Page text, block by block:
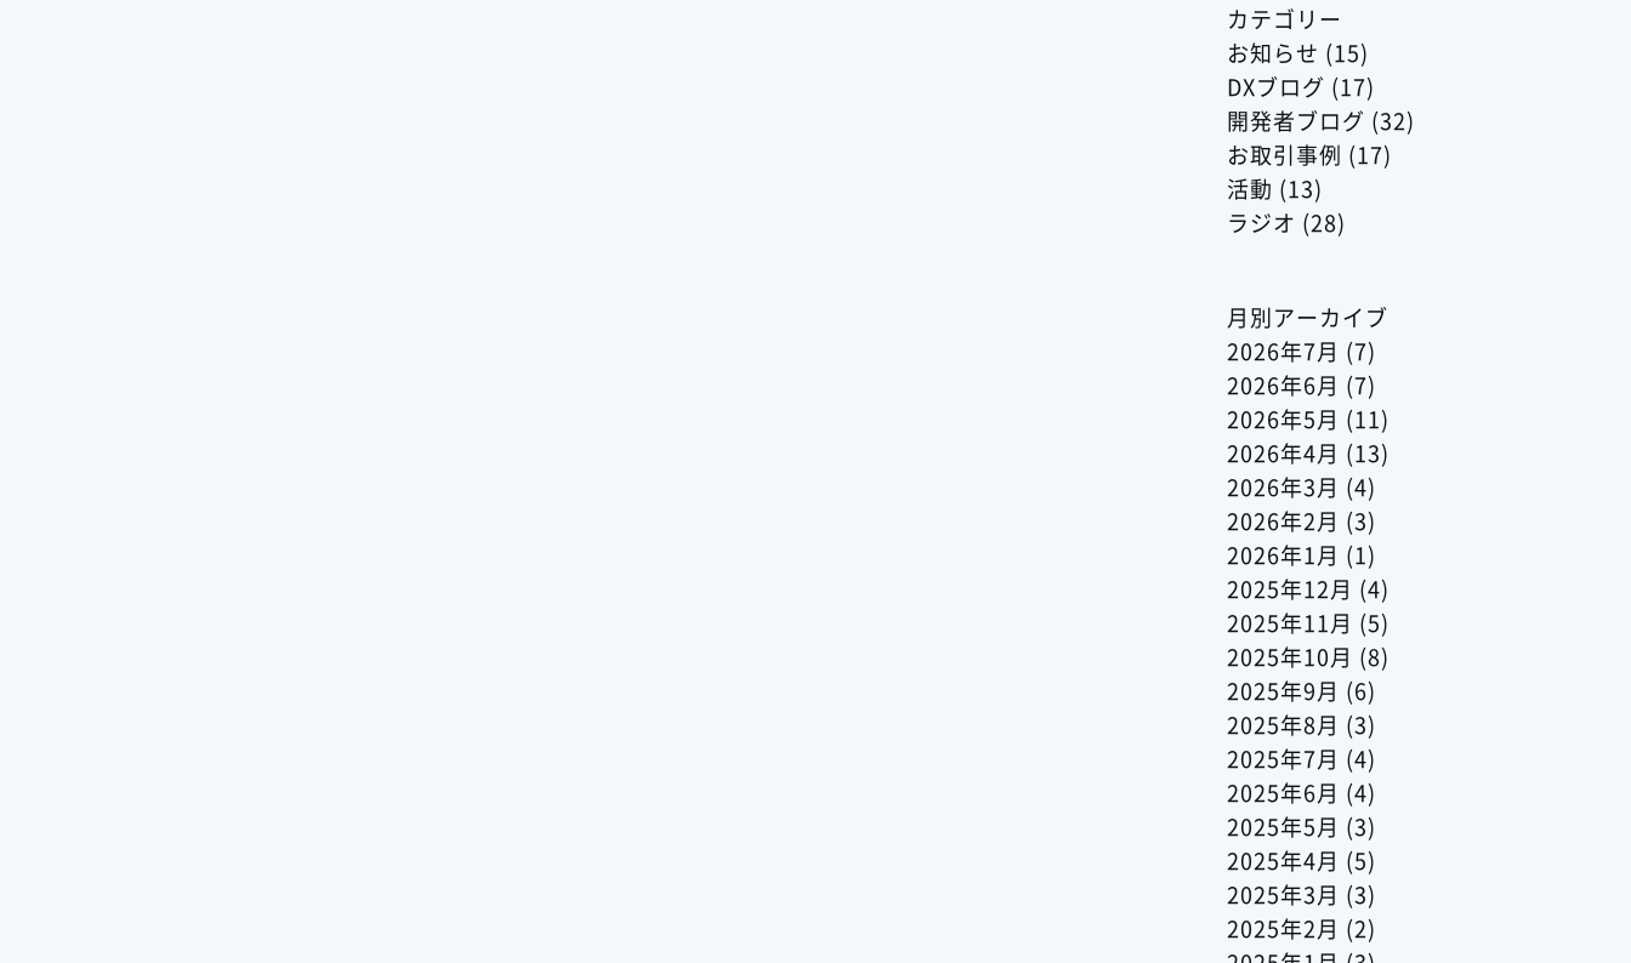
カテゴリー
お知らせ (15)
DXブログ (17)
開発者ブログ (32)
お取引事例 (17)
活動 (13)
ラジオ (28)
月別アーカイブ
2026年7月 (7)
2026年6月 (7)
2026年5月 (11)
2026年4月 (13)
2026年3月 (4)
2026年2月 (3)
2026年1月 (1)
2025年12月 (4)
2025年11月 (5)
2025年10月 (8)
2025年9月 (6)
2025年8月 (3)
2025年7月 (4)
2025年6月 (4)
2025年5月 (3)
2025年4月 (5)
2025年3月 (3)
2025年2月 (2)